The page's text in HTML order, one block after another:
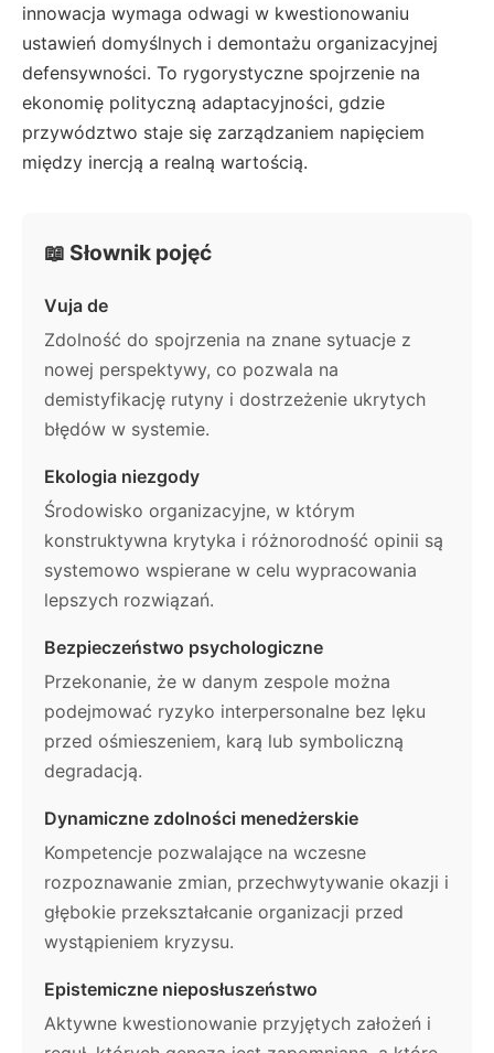
innowacja wymaga odwagi w kwestionowaniu
ustawień domyślnych i demontażu organizacyjnej
defensywności. To rygorystyczne spojrzenie na
ekonomię polityczną adaptacyjności, gdzie
przywództwo staje się zarządzaniem napięciem
między inercją a realną wartością.
📖 Słownik pojęć
Vuja de
Zdolność do spojrzenia na znane sytuacje z
nowej perspektywy, co pozwala na
demistyfikację rutyny i dostrzeżenie ukrytych
błędów w systemie.
Ekologia niezgody
Środowisko organizacyjne, w którym
konstruktywna krytyka i różnorodność opinii są
systemowo wspierane w celu wypracowania
lepszych rozwiązań.
Bezpieczeństwo psychologiczne
Przekonanie, że w danym zespole można
podejmować ryzyko interpersonalne bez lęku
przed ośmieszeniem, karą lub symboliczną
degradacją.
Dynamiczne zdolności menedżerskie
Kompetencje pozwalające na wczesne
rozpoznawanie zmian, przechwytywanie okazji i
głębokie przekształcanie organizacji przed
wystąpieniem kryzysu.
Epistemiczne nieposłuszeństwo
Aktywne kwestionowanie przyjętych założeń i